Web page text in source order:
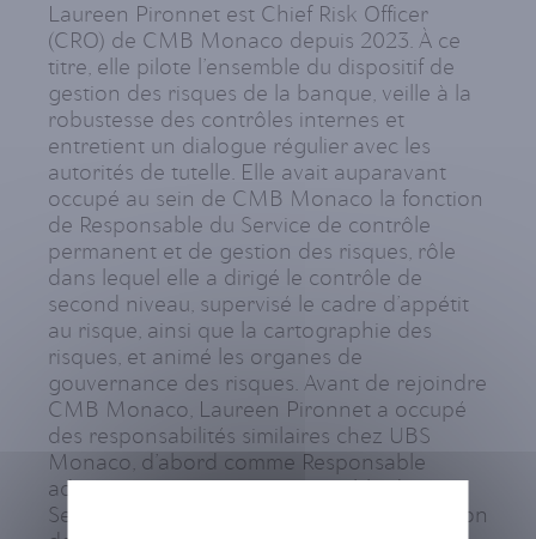
Laureen Pironnet est Chief Risk Officer
(CRO) de CMB Monaco depuis 2023. À ce
titre, elle pilote l’ensemble du dispositif de
gestion des risques de la banque, veille à la
robustesse des contrôles internes et
entretient un dialogue régulier avec les
autorités de tutelle. Elle avait auparavant
occupé au sein de CMB Monaco la fonction
de Responsable du Service de contrôle
permanent et de gestion des risques, rôle
dans lequel elle a dirigé le contrôle de
second niveau, supervisé le cadre d’appétit
au risque, ainsi que la cartographie des
risques, et animé les organes de
gouvernance des risques. Avant de rejoindre
CMB Monaco, Laureen Pironnet a occupé
des responsabilités similaires chez UBS
Monaco, d’abord comme Responsable
adjointe puis comme Responsable du
Service de contrôle permanent et de gestion